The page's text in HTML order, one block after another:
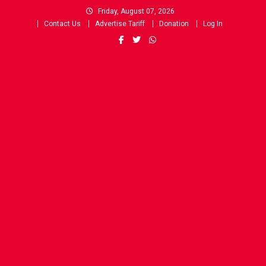
Friday, August 07, 2026
Contact Us
Advertise Tariff Donation Log In